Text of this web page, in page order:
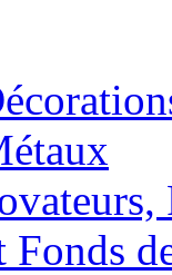
Fonds